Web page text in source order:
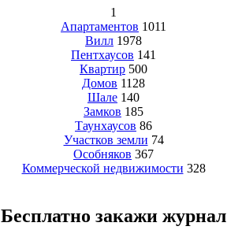
1
Апартаментов 1011
Вилл 1978
Пентхаусов 141
Квартир 500
Домов 1128
Шале 140
Замков 185
Таунхаусов 86
Участков земли 74
Особняков 367
Коммерческой недвижимости 328
Бесплатно закажи журнал